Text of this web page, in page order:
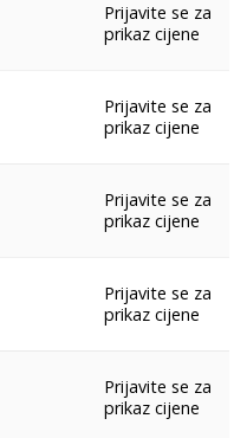
Prijavite se za
prikaz cijene
Prijavite se za
prikaz cijene
Prijavite se za
prikaz cijene
Prijavite se za
prikaz cijene
Prijavite se za
prikaz cijene